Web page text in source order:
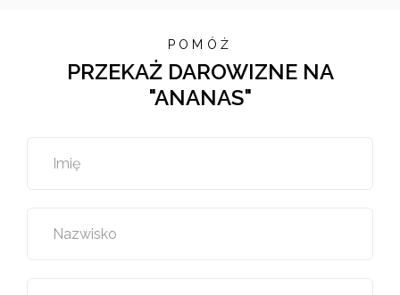
POMÓŻ
PRZEKAŻ DAROWIZNE NA
"ANANAS"
Imię
Nazwisko